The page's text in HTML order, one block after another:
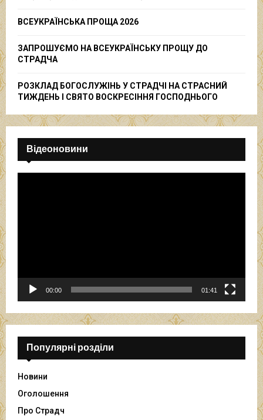
ВСЕУКРАЇНСЬКА ПРОЩА 2026
ЗАПРОШУЄМО НА ВСЕУКРАЇНСЬКУ ПРОЩУ ДО
СТРАДЧА
РОЗКЛАД БОГОСЛУЖІНЬ У СТРАДЧІ НА СТРАСНИЙ
ТИЖДЕНЬ І СВЯТО ВОСКРЕСІННЯ ГОСПОДНЬОГО
Відеоновини
г
а
в
а
ч
00:00 01:41
Популярні розділи
Новини
Оголошення
Про Страдч